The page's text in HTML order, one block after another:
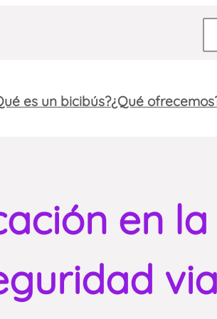
es un bicibús?¿Qué
en